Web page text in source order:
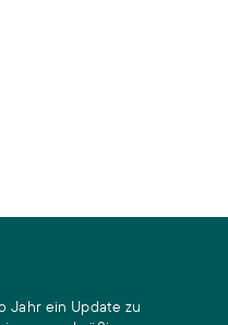
Jahr ein Update zu